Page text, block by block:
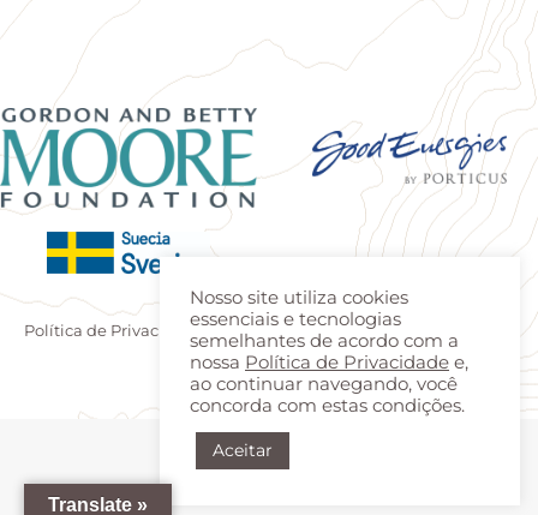
Política de Privacidade|Termos de uso| Produzido por
Teca|Login
Nosso site utiliza cookies
essenciais e tecnologias
semelhantes de acordo com a
nossa Política de Privacidade e,
ao continuar navegando, você
concorda com estas condições.
Aceitar
Translate »